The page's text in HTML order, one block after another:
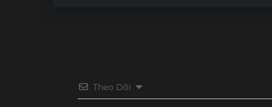
Theo Dõi